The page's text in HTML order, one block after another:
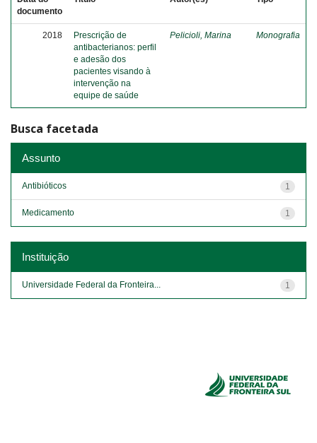
documento
2018
Prescrição de
antibacterianos: perfil
e adesão dos
pacientes visando à
intervenção na
equipe de saúde
Pelicioli, Marina Monografia
Busca facetada
Assunto
1
Antibióticos
1
Medicamento
Instituição
1
Universidade Federal da Fronteira...